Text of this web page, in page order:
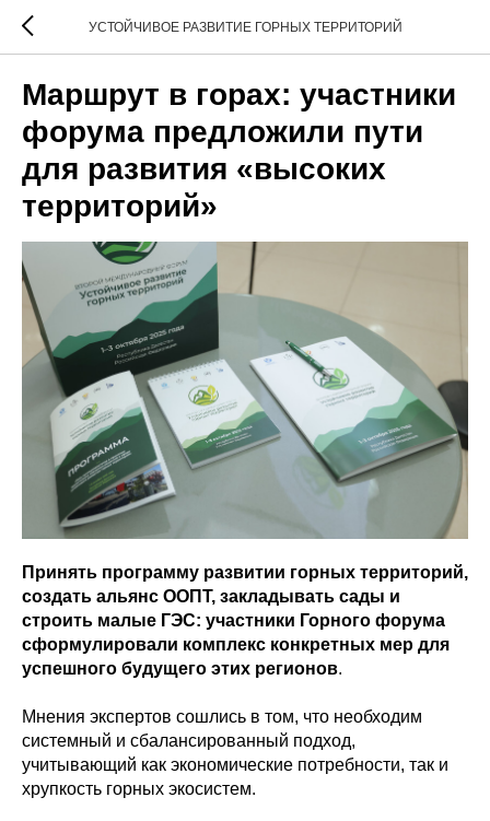
УСТОЙЧИВОЕ РАЗВИТИЕ ГОРНЫХ ТЕРРИТОРИЙ
Маршрут в горах: участники
форума предложили пути
для развития «высоких
территорий»
Принять программу развитии горных территорий,
создать альянс ООПТ, закладывать сады и
строить малые ГЭС: участники Горного форума
сформулировали комплекс конкретных мер для
успешного будущего этих регионов.
Мнения экспертов сошлись в том, что необходим
системный и сбалансированный подход,
учитывающий как экономические потребности, так и
хрупкость горных экосистем.